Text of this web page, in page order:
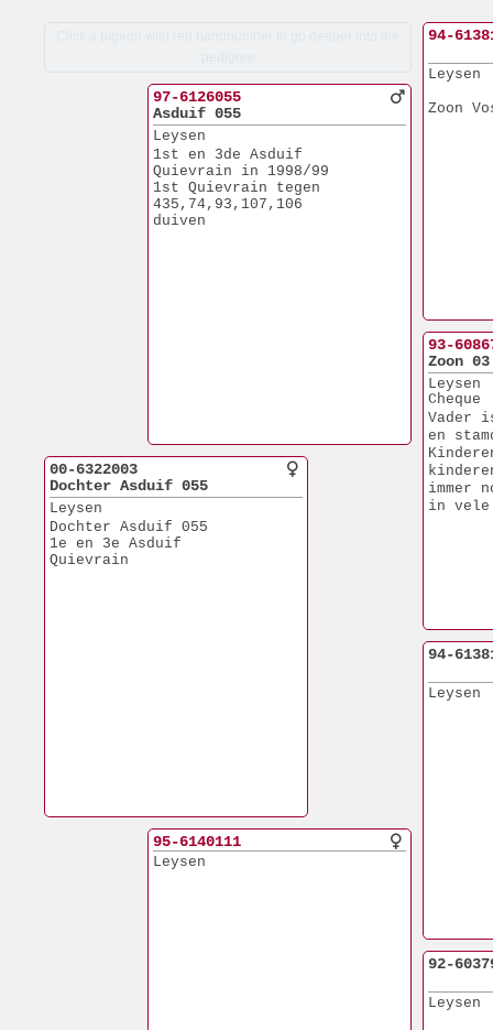
00-6322003
Dochter Asduif 055
Leysen
Dochter Asduif 055
1e en 3e Asduif
Quievrain
97-6126055
Asduif 055
Leysen
1st en 3de Asduif
Quievrain in 1998/99
1st Quievrain tegen
435,74,93,107,106
duiven
95-6140111
Leysen
94-
Leysen
Zoon
93-
Zoon 03
Leysen
Cheque
Vader
en
immer
in vele
94-
Leysen
92-
Leysen